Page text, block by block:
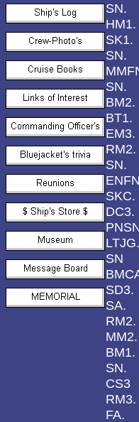
SN.
HM1.
SK1.
SN.
SN.
BM2.
BT1.
EM3.
RM2.
SN.
SKC.
DC3.
LTJG.
SN
SD3.
SA.
RM2.
MM2.
BM1.
SN.
CS3
RM3.
FA.